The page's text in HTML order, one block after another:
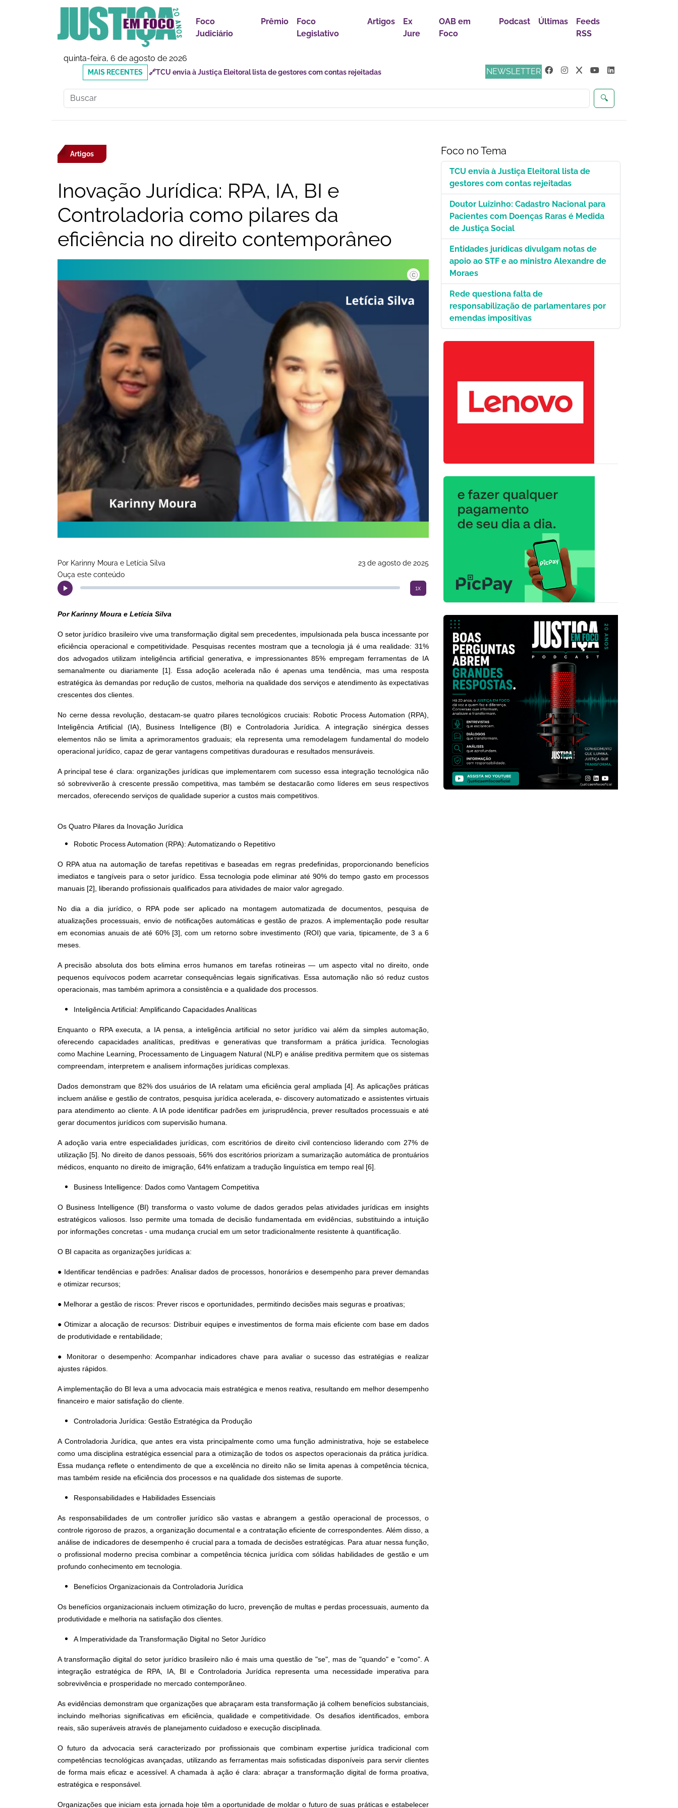
Foco
Judiciário
Prêmio
Foco
Legislativo
Artigos
Ex
Jure
OAB em
Foco
Podcast Últimas
Feeds
RSS
quinta-feira, 6 de agosto de 2026
NEWSLETTER
🔍
MAIS
RECENTES
🔗Doutor Luizinho: Cadastro Nacional para Pacientes com Doenças Raras é Medida de Justiça
Social
Artigos
Inovação Jurídica: RPA, IA, BI e
Controladoria como pilares da
eficiência no direito contemporâneo
©Divulgação.
Por Karinny Moura e Letícia Silva
23 de agosto de 2025
Ouça este conteúdo
1x
Por Karinny Moura e Letícia Silva
O setor jurídico brasileiro vive uma transformação digital sem precedentes, impulsionada pela busca incessante por
eficiência operacional e competitividade. Pesquisas recentes mostram que a tecnologia já é uma realidade: 31%
dos advogados utilizam inteligência artificial generativa, e impressionantes 85% empregam ferramentas de IA
semanalmente ou diariamente [1]. Essa adoção acelerada não é apenas uma tendência, mas uma resposta
estratégica às demandas por redução de custos, melhoria na qualidade dos serviços e atendimento às expectativas
crescentes dos clientes.
No cerne dessa revolução, destacam-se quatro pilares tecnológicos cruciais: Robotic Process Automation (RPA),
Inteligência Artificial (IA), Business Intelligence (BI) e Controladoria Jurídica. A integração sinérgica desses
elementos não se limita a aprimoramentos graduais; ela representa uma remodelagem fundamental do modelo
operacional jurídico, capaz de gerar vantagens competitivas duradouras e resultados mensuráveis.
A principal tese é clara: organizações jurídicas que implementarem com sucesso essa integração tecnológica não
só sobreviverão à crescente pressão competitiva, mas também se destacarão como líderes em seus respectivos
mercados, oferecendo serviços de qualidade superior a custos mais competitivos.
Os Quatro Pilares da Inovação Jurídica
Robotic Process Automation (RPA): Automatizando o Repetitivo
O RPA atua na automação de tarefas repetitivas e baseadas em regras predefinidas, proporcionando benefícios
imediatos e tangíveis para o setor jurídico. Essa tecnologia pode eliminar até 90% do tempo gasto em processos
manuais [2], liberando profissionais qualificados para atividades de maior valor agregado.
No dia a dia jurídico, o RPA pode ser aplicado na montagem automatizada de documentos, pesquisa de
atualizações processuais, envio de notificações automáticas e gestão de prazos. A implementação pode resultar
em economias anuais de até 60% [3], com um retorno sobre investimento (ROI) que varia, tipicamente, de 3 a 6
meses.
A precisão absoluta dos bots elimina erros humanos em tarefas rotineiras — um aspecto vital no direito, onde
pequenos equívocos podem acarretar consequências legais significativas. Essa automação não só reduz custos
operacionais, mas também aprimora a consistência e a qualidade dos processos.
Inteligência Artificial: Amplificando Capacidades Analíticas
Enquanto o RPA executa, a IA pensa, a inteligência artificial no setor jurídico vai além da simples automação,
oferecendo capacidades analíticas, preditivas e generativas que transformam a prática jurídica. Tecnologias
como Machine Learning, Processamento de Linguagem Natural (NLP) e análise preditiva permitem que os sistemas
compreendam, interpretem e analisem informações jurídicas complexas.
Dados demonstram que 82% dos usuários de IA relatam uma eficiência geral ampliada [4]. As aplicações práticas
incluem análise e gestão de contratos, pesquisa jurídica acelerada, e- discovery automatizado e assistentes virtuais
para atendimento ao cliente. A IA pode identificar padrões em jurisprudência, prever resultados processuais e até
gerar documentos jurídicos com supervisão humana.
A adoção varia entre especialidades jurídicas, com escritórios de direito civil contencioso liderando com 27% de
utilização [5]. No direito de danos pessoais, 56% dos escritórios priorizam a sumarização automática de prontuários
médicos, enquanto no direito de imigração, 64% enfatizam a tradução linguística em tempo real [6].
Business Intelligence: Dados como Vantagem Competitiva
O Business Intelligence (BI) transforma o vasto volume de dados gerados pelas atividades jurídicas em insights
estratégicos valiosos. Isso permite uma tomada de decisão fundamentada em evidências, substituindo a intuição
por informações concretas - uma mudança crucial em um setor tradicionalmente resistente à quantificação.
O BI capacita as organizações jurídicas a:
● Identificar tendências e padrões: Analisar dados de processos, honorários e desempenho para prever demandas
e otimizar recursos;
● Melhorar a gestão de riscos: Prever riscos e oportunidades, permitindo decisões mais seguras e proativas;
● Otimizar a alocação de recursos: Distribuir equipes e investimentos de forma mais eficiente com base em dados
de produtividade e rentabilidade;
● Monitorar o desempenho: Acompanhar indicadores chave para avaliar o sucesso das estratégias e realizar
ajustes rápidos.
A implementação do BI leva a uma advocacia mais estratégica e menos reativa, resultando em melhor desempenho
financeiro e maior satisfação do cliente.
Controladoria Jurídica: Gestão Estratégica da Produção
A Controladoria Jurídica, que antes era vista principalmente como uma função administrativa, hoje se estabelece
como uma disciplina estratégica essencial para a otimização de todos os aspectos operacionais da prática jurídica.
Essa mudança reflete o entendimento de que a excelência no direito não se limita apenas à competência técnica,
mas também reside na eficiência dos processos e na qualidade dos sistemas de suporte.
Responsabilidades e Habilidades Essenciais
As responsabilidades de um controller jurídico são vastas e abrangem a gestão operacional de processos, o
controle rigoroso de prazos, a organização documental e a contratação eficiente de correspondentes. Além disso, a
análise de indicadores de desempenho é crucial para a tomada de decisões estratégicas. Para atuar nessa função,
o profissional moderno precisa combinar a competência técnica jurídica com sólidas habilidades de gestão e um
profundo conhecimento em tecnologia.
Benefícios Organizacionais da Controladoria Jurídica
Os benefícios organizacionais incluem otimização do lucro, prevenção de multas e perdas processuais, aumento da
produtividade e melhoria na satisfação dos clientes.
A Imperatividade da Transformação Digital no Setor Jurídico
A transformação digital do setor jurídico brasileiro não é mais uma questão de "se", mas de "quando" e "como". A
integração estratégica de RPA, IA, BI e Controladoria Jurídica representa uma necessidade imperativa para
sobrevivência e prosperidade no mercado contemporâneo.
As evidências demonstram que organizações que abraçaram esta transformação já colhem benefícios substanciais,
incluindo melhorias significativas em eficiência, qualidade e competitividade. Os desafios identificados, embora
reais, são superáveis através de planejamento cuidadoso e execução disciplinada.
O futuro da advocacia será caracterizado por profissionais que combinam expertise jurídica tradicional com
competências tecnológicas avançadas, utilizando as ferramentas mais sofisticadas disponíveis para servir clientes
de forma mais eficaz e acessível. A chamada à ação é clara: abraçar a transformação digital de forma proativa,
estratégica e responsável.
Organizações que iniciam esta jornada hoje têm a oportunidade de moldar o futuro de suas práticas e estabelecer
Foco no Tema
TCU envia à Justiça Eleitoral lista de
gestores com contas rejeitadas
Doutor Luizinho: Cadastro Nacional para
Pacientes com Doenças Raras é Medida
de Justiça Social
Entidades jurídicas divulgam notas de
apoio ao STF e ao ministro Alexandre de
Moraes
Rede questiona falta de
responsabilização de parlamentares por
emendas impositivas